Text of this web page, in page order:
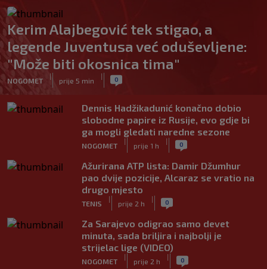
Kerim Alajbegović tek stigao, a
legende Juventusa već oduševljene:
"Može biti okosnica tima"
NOGOMET
|
prije 5 min
| 0
Dennis Hadžikadunić konačno dobio
slobodne papire iz Rusije, evo gdje bi
ga mogli gledati naredne sezone
NOGOMET
|
prije 1 h
| 0
Ažurirana ATP lista: Damir Džumhur
pao dvije pozicije, Alcaraz se vratio na
drugo mjesto
TENIS
|
prije 2 h
| 0
Za Sarajevo odigrao samo devet
minuta, sada briljira i najbolji je
strijelac lige (VIDEO)
NOGOMET
|
prije 2 h
| 0